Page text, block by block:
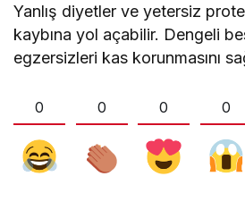
Yanlış diyetler ve yetersiz
kaybına yol açabilir. Dengeli
egzersizleri kas korunmasını
0 0 0 0